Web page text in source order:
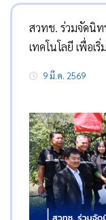
สวทช. ร่วมจัดนิท
เทคโนโลยี เพื่อเริ่มต้นฤดูกาลผลิตใหม่ (Field Day) ภาค
9 มี.ค. 2569